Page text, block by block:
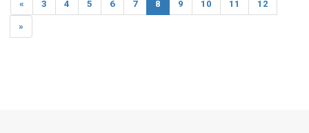
« 3 4 5 6 7 8 9 10 11 12
»